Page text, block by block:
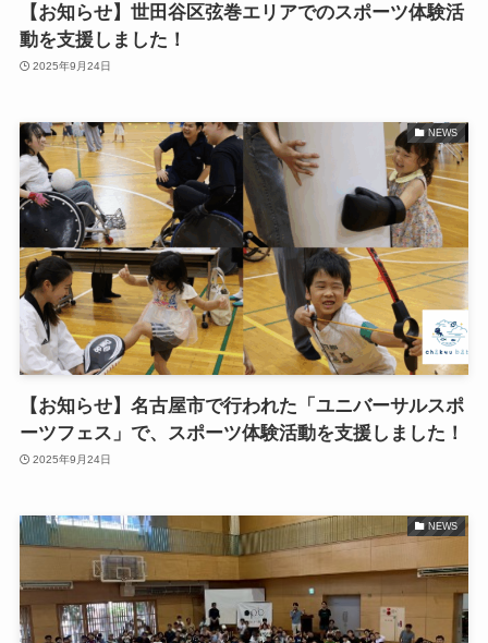
【お知らせ】世田谷区弦巻エリアでのスポーツ体験活
動を支援しました！
2025年9月24日
NEWS
【お知らせ】名古屋市で行われた「ユニバーサルスポ
ーツフェス」で、スポーツ体験活動を支援しました！
2025年9月24日
NEWS